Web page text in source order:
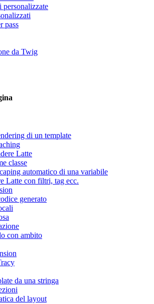
personalizzate
pass
da Twig
di un template
Latte
classe
automatico di una variabile
Latte con filtri, tag ecc.
generato
con ambito
da una stringa
del layout